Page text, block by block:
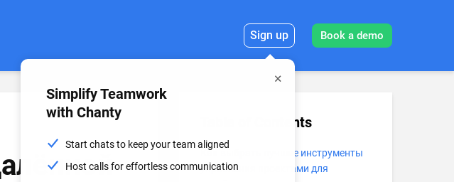
Sign up
Simplify Teamwork
with Chanty
Start chats to keep your team aligned
Host calls for effortless communication
Book a demo
Table of Contents
Как выбрать лучшие инструменты
управления проектами для